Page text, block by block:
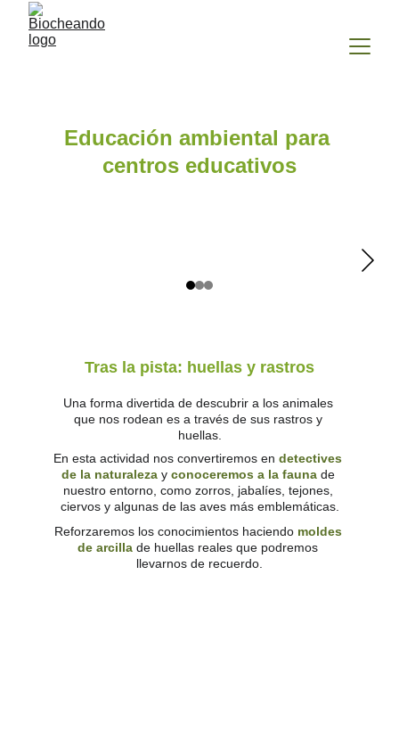
Educación ambiental para
centros educativos
Tras la pista: huellas y rastros
Una forma divertida de descubrir a los animales
que nos rodean es a través de sus rastros y
huellas.
En esta actividad nos convertiremos en detectives
de la naturaleza y conoceremos a la fauna de
nuestro entorno, como zorros, jabalíes, tejones,
ciervos y algunas de las aves más emblemáticas.
Reforzaremos los conocimientos haciendo moldes
de arcilla de huellas reales que podremos
llevarnos de recuerdo.